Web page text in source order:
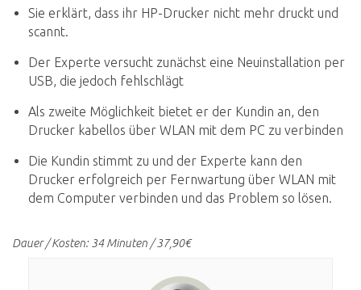
Sie erklärt, dass ihr HP-Drucker nicht mehr druckt und
scannt.
Der Experte versucht zunächst eine Neuinstallation per
USB, die jedoch fehlschlägt
Als zweite Möglichkeit bietet er der Kundin an, den
Drucker kabellos über WLAN mit dem PC zu verbinden
Die Kundin stimmt zu und der Experte kann den
Drucker erfolgreich per Fernwartung über WLAN mit
dem Computer verbinden und das Problem so lösen.
Dauer / Kosten: 34 Minuten / 37,90€